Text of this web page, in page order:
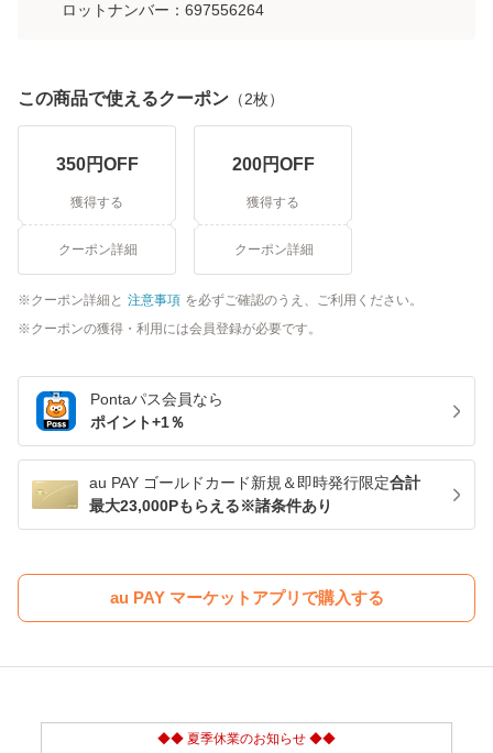
ロットナンバー： 697556264
この商品で使えるクーポン （2枚）
350円OFF
獲得する
クーポン詳細
200円OFF
獲得する
クーポン詳細
クーポン詳細と 注意事項 を必ずご確認のうえ、ご利用ください。
クーポンの獲得・利用には会員登録が必要です。
Pontaパス会員なら
ポイント+1％
au PAY ゴールドカード新規＆即時発行限定合計
最大23,000Pもらえる※諸条件あり
au PAY マーケットアプリで購入する
◆◆ 夏季休業のお知らせ ◆◆